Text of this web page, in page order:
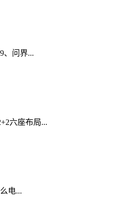
、问界...
六座布局...
电...